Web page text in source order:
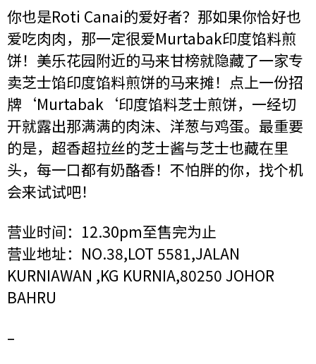
你也是Roti Canai的爱好者？那如果你恰好也
爱吃肉肉，那一定很爱Murtabak印度馅料煎
饼！美乐花园附近的马来甘榜就隐藏了一家专
卖芝士馅印度馅料煎饼的马来摊！点上一份招
牌‘Murtabak‘印度馅料芝士煎饼，一经切
开就露出那满满的肉沫、洋葱与鸡蛋。最重要
的是，超香超拉丝的芝士酱与芝士也藏在里
头，每一口都有奶酪香！不怕胖的你，找个机
会来试试吧！
营业时间：12.30pm至售完为止
营业地址：NO.38,LOT 5581,JALAN
KURNIAWAN ,KG KURNIA,80250 JOHOR
BAHRU
–